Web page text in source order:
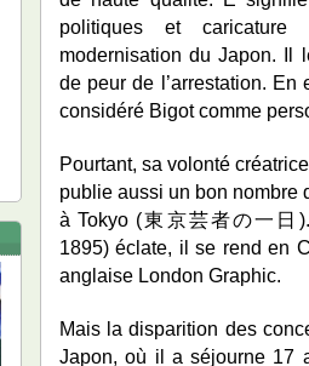
politiques et caricature
modernisation du Japon. Il
de peur de l’arrestation.
considéré Bigot comme
Pourtant, sa volonté
publie aussi un bon nombre
à Tokyo (東京芸者の一日
1895) éclate, il se rend en
anglaise London Graphic.
Mais la disparition des
Japon, où il a séjourne 17